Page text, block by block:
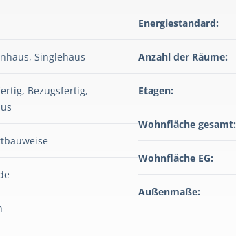
Singlehaus
Bezugsfertig,
Energiestandard:
Anzahl der Räume:
Etagen:
Wohnfläche gesamt:
Wohnfläche EG:
Außenmaße: